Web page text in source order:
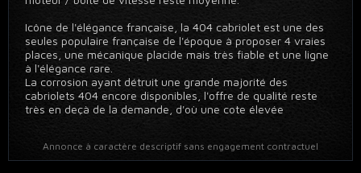
Icône de l'élégance française, la 404 cabriolet est une des
seules populaire française de l'époque à proposer 4 vraies
places, une mécanique placide mais très fiable et une ligne
à l'élégance rare.
La corrosion ayant détruit une grande majorité des
cabriolets 404 encore disponibles, l'offre de qualité reste
très en deçà de la demande, d'où une cote élevée
Annonce à caractère descriptif sans engagement contractuel